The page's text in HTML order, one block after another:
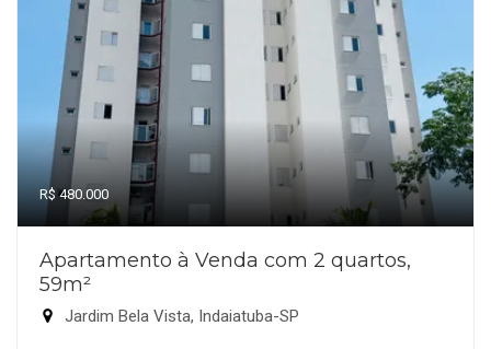
R$ 480.000
Apartamento à Venda com 2 quartos,
59m²
Jardim Bela Vista, Indaiatuba-SP